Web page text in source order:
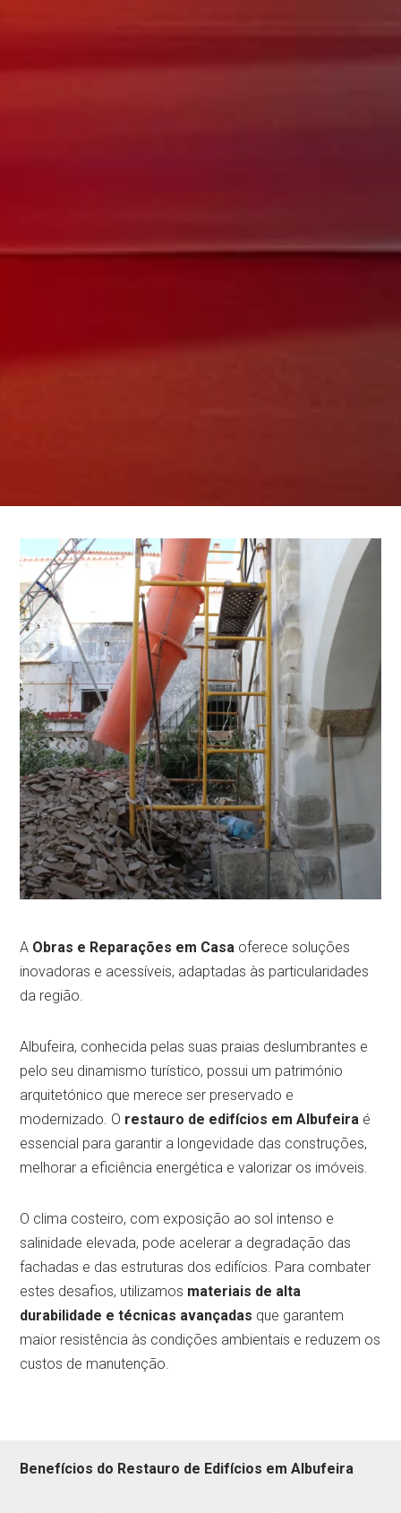
A Obras e Reparações em Casa oferece soluções
inovadoras e acessíveis, adaptadas às particularidades
da região.
Albufeira, conhecida pelas suas praias deslumbrantes e
pelo seu dinamismo turístico, possui um património
arquitetónico que merece ser preservado e
modernizado. O restauro de edifícios em Albufeira é
essencial para garantir a longevidade das construções,
melhorar a eficiência energética e valorizar os imóveis.
O clima costeiro, com exposição ao sol intenso e
salinidade elevada, pode acelerar a degradação das
fachadas e das estruturas dos edifícios. Para combater
estes desafios, utilizamos materiais de alta
durabilidade e técnicas avançadas que garantem
maior resistência às condições ambientais e reduzem os
custos de manutenção.
Benefícios do Restauro de Edifícios em Albufeira